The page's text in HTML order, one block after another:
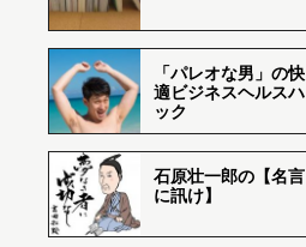
「パレオな男」の快
適ビジネスヘルスハ
ック
石原壮一郎の【名言
に訊け】